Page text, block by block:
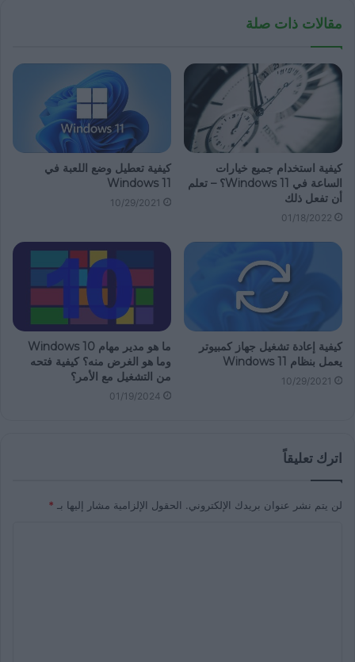
مقالات ذات صلة
كيفية استخدام جميع خيارات
الساعة في Windows 11؟ – تعلم
أن تفعل ذلك
01/18/2022
كيفية تعطيل وضع اللعبة في
Windows 11
10/29/2021
كيفية إعادة تشغيل جهاز كمبيوتر
يعمل بنظام Windows 11
10/29/2021
ما هو مدير مهام Windows 10
وما هو الغرض منه؟ كيفية فتحه
من التشغيل مع الأمر؟
01/19/2024
اترك تعليقاً
لن يتم نشر عنوان بريدك الإلكتروني. الحقول الإلزامية مشار إليها بـ *